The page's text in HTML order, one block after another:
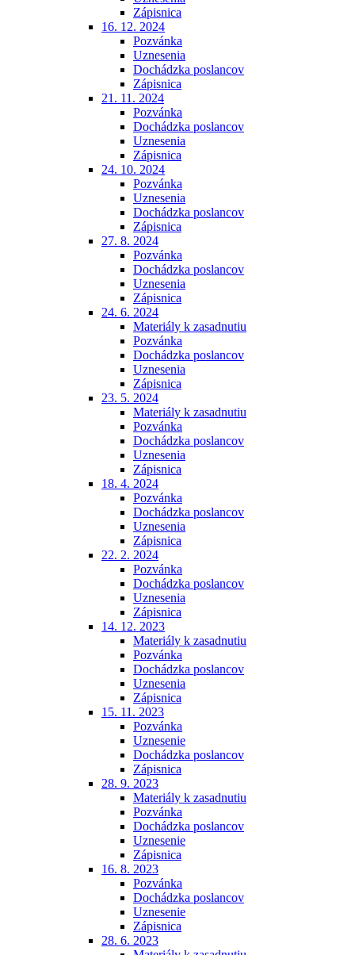
Zápisnica
16. 12. 2024
Pozvánka
Uznesenia
Dochádzka poslancov
Zápisnica
21. 11. 2024
Pozvánka
Dochádzka poslancov
Uznesenia
Zápisnica
24. 10. 2024
Pozvánka
Uznesenia
Dochádzka poslancov
Zápisnica
27. 8. 2024
Pozvánka
Dochádzka poslancov
Uznesenia
Zápisnica
24. 6. 2024
Materiály k zasadnutiu
Pozvánka
Dochádzka poslancov
Uznesenia
Zápisnica
23. 5. 2024
Materiály k zasadnutiu
Pozvánka
Dochádzka poslancov
Uznesenia
Zápisnica
18. 4. 2024
Pozvánka
Dochádzka poslancov
Uznesenia
Zápisnica
22. 2. 2024
Pozvánka
Dochádzka poslancov
Uznesenia
Zápisnica
14. 12. 2023
Materiály k zasadnutiu
Pozvánka
Dochádzka poslancov
Uznesenia
Zápisnica
15. 11. 2023
Pozvánka
Uznesenie
Dochádzka poslancov
Zápisnica
28. 9. 2023
Materiály k zasadnutiu
Pozvánka
Dochádzka poslancov
Uznesenie
Zápisnica
16. 8. 2023
Pozvánka
Dochádzka poslancov
Uznesenie
Zápisnica
28. 6. 2023